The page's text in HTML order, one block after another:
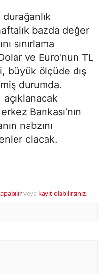
bazda değer
sınırlama
ve Euro'nun TL
büyük ölçüde dış
durumda.
Bankası’nın
nabzını
olacak.
veya kayıt olabilirsiniz.